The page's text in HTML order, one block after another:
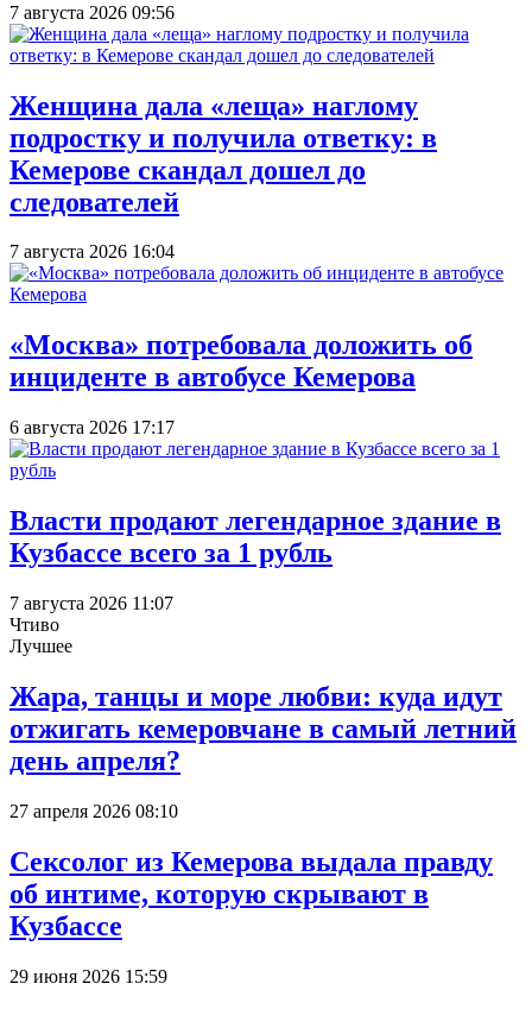
7 августа 2026 09:56
Женщина дала «леща» наглому
подростку и получила ответку: в
Кемерове скандал дошел до
следователей
7 августа 2026 16:04
«Москва» потребовала доложить об
инциденте в автобусе Кемерова
6 августа 2026 17:17
Власти продают легендарное здание в
Кузбассе всего за 1 рубль
7 августа 2026 11:07
Чтиво
Лучшее
Жара, танцы и море любви: куда идут
отжигать кемеровчане в самый летний
день апреля?
27 апреля 2026 08:10
Сексолог из Кемерова выдала правду
об интиме, которую скрывают в
Кузбассе
29 июня 2026 15:59